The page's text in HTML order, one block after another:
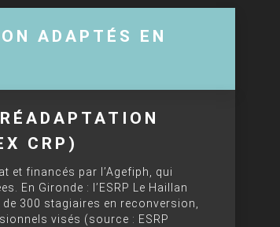
ADAPTÉS EN
CRP)
et financés par l’Agefiph, qui
En Gironde : l’ESRP Le Haillan
300 stagiaires en reconversion,
visés (source : ESRP